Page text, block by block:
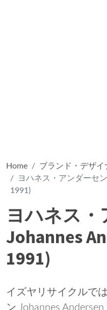
Home
ブランド・デザイ
ヨハネス・アンダーセ
1991)
ヨハネス
Johannes
1991)
イズヤリサイクルで
ン Johannes